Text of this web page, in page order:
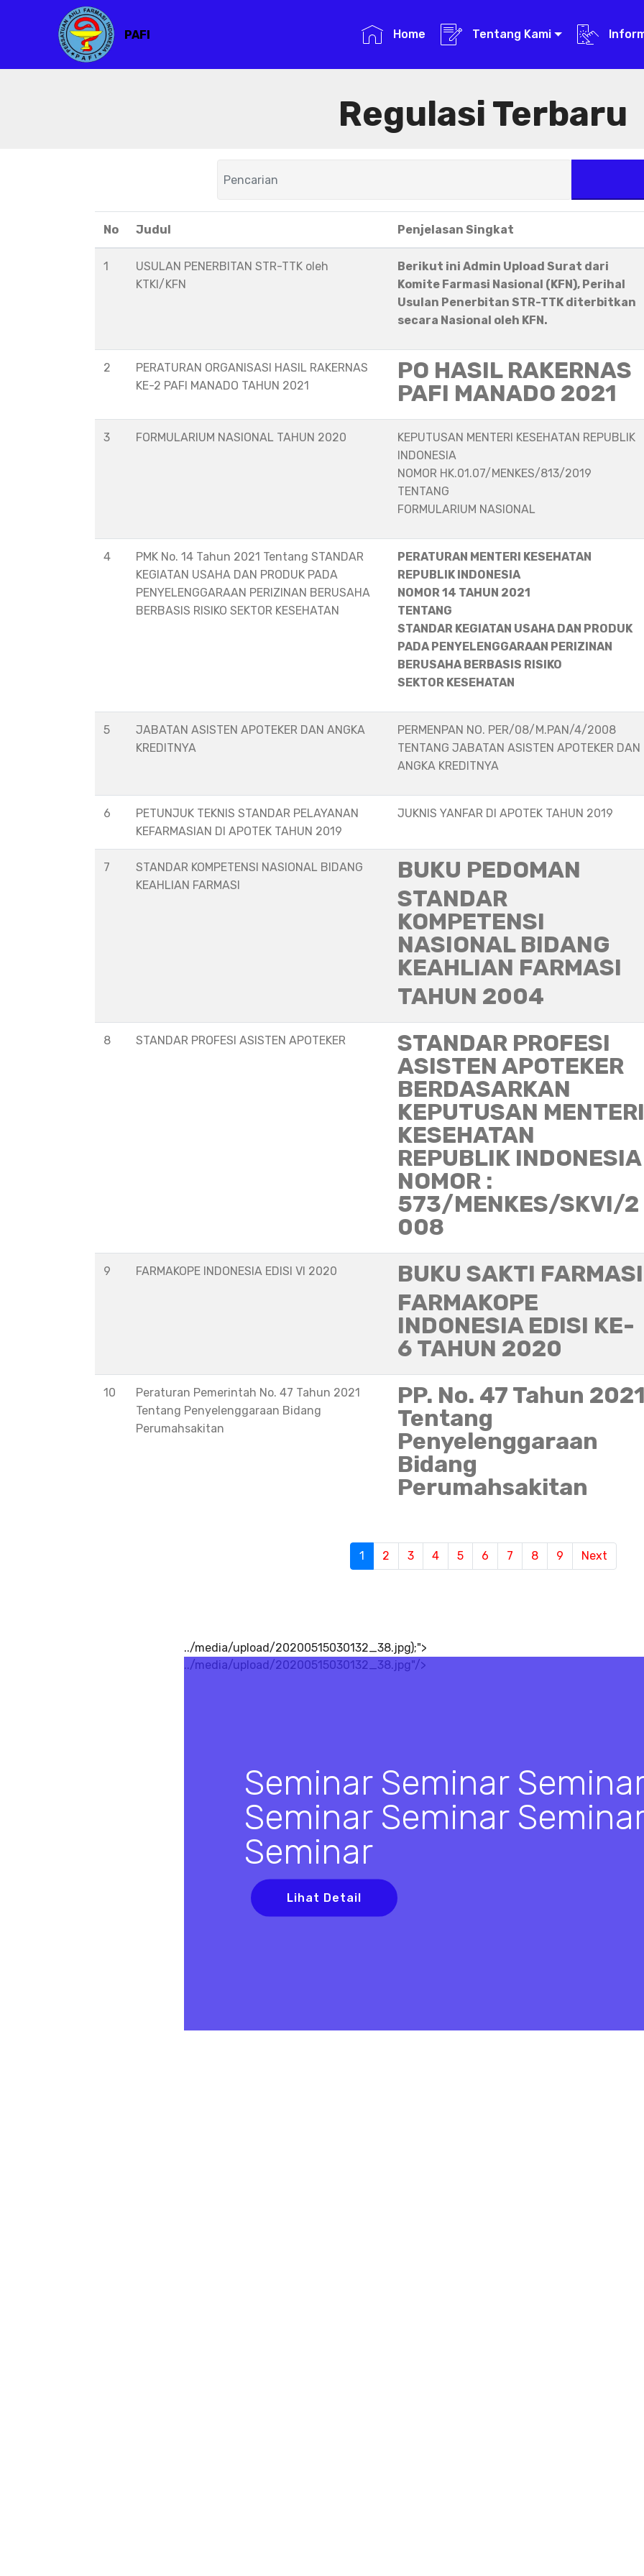
PAFI Home Tentang Kami
Regulasi Terbaru
No Judul Penjelasan Singkat
1
USULAN PENERBITAN STR-TTK oleh
KTKI/KFN
Berikut ini Admin Upload Surat dari
Komite Farmasi Nasional (KFN), Perihal
Usulan Penerbitan STR-TTK diterbitkan
secara Nasional oleh KFN.
2
PERATURAN ORGANISASI HASIL RAKERNAS
KE-2 PAFI MANADO TAHUN 2021
PO HASIL RAKERNAS
PAFI MANADO 2021
3 FORMULARIUM NASIONAL TAHUN 2020
KEPUTUSAN MENTERI KESEHATAN REPUBLIK
INDONESIA
NOMOR HK.01.07/MENKES/813/2019
TENTANG
FORMULARIUM NASIONAL
4
PMK No. 14 Tahun 2021 Tentang STANDAR
KEGIATAN USAHA DAN PRODUK PADA
PENYELENGGARAAN PERIZINAN BERUSAHA
BERBASIS RISIKO SEKTOR KESEHATAN
PERATURAN MENTERI KESEHATAN
REPUBLIK INDONESIA
NOMOR 14 TAHUN 2021
TENTANG
STANDAR KEGIATAN USAHA DAN PRODUK
PADA PENYELENGGARAAN PERIZINAN
BERUSAHA BERBASIS RISIKO
SEKTOR KESEHATAN
5
JABATAN ASISTEN APOTEKER DAN ANGKA
KREDITNYA
PERMENPAN NO. PER/08/M.PAN/4/2008
TENTANG JABATAN ASISTEN APOTEKER DAN
ANGKA KREDITNYA
6
PETUNJUK TEKNIS STANDAR PELAYANAN
KEFARMASIAN DI APOTEK TAHUN 2019
JUKNIS YANFAR DI APOTEK TAHUN 2019
7
STANDAR KOMPETENSI NASIONAL BIDANG
KEAHLIAN FARMASI
BUKU PEDOMAN
STANDAR
KOMPETENSI
NASIONAL BIDANG
KEAHLIAN FARMASI
TAHUN 2004
8 STANDAR PROFESI ASISTEN APOTEKER
STANDAR PROFESI
ASISTEN APOTEKER
BERDASARKAN
KEPUTUSAN MENTERI
KESEHATAN
REPUBLIK INDONESIA
NOMOR :
573/MENKES/SKVI/2
008
9 FARMAKOPE INDONESIA EDISI VI 2020
BUKU SAKTI FARMASI
FARMAKOPE
INDONESIA EDISI KE-
6 TAHUN 2020
10
Peraturan Pemerintah No. 47 Tahun 2021
Tentang Penyelenggaraan Bidang
Perumahsakitan
PP. No. 47 Tahun
Tentang
Penyelenggaraan
Bidang
Perumahsakitan
1 (current)
2 3 4 5 6 7 8 9 Next
../media/upload/20200515030132_38.jpg);">
../media/upload/20200515030132_38.jpg"/>
Seminar Seminar
Seminar Seminar
Seminar
Lihat Detail